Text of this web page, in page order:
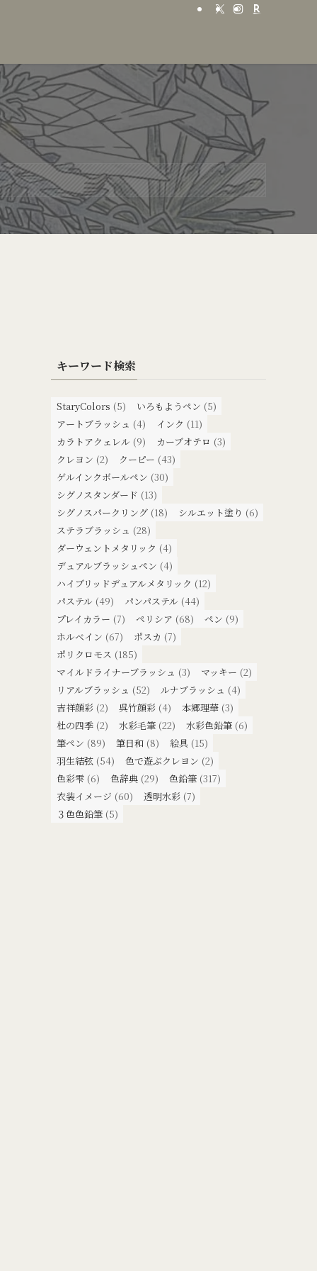
キーワード検索
StaryColors (5) いろもようペン (5)
アートブラッシュ (4) インク (11)
カラトアクェレル (9) カーブオテロ (3)
クレヨン (2) クーピー (43)
ゲルインクボールペン (30)
シグノスタンダード (13)
シグノスパークリング (18) シルエット塗り (6)
ステラブラッシュ (28)
ダーウェントメタリック (4)
デュアルブラッシュペン (4)
ハイブリッドデュアルメタリック (12)
パステル (49) パンパステル (44)
プレイカラー (7) ペリシア (68) ペン (9)
ホルベイン (67) ポスカ (7)
ポリクロモス (185)
マイルドライナーブラッシュ (3) マッキー (2)
リアルブラッシュ (52) ルナブラッシュ (4)
吉祥顔彩 (2) 呉竹顔彩 (4) 本郷理華 (3)
杜の四季 (2) 水彩毛筆 (22) 水彩色鉛筆 (6)
筆ペン (89) 筆日和 (8) 絵具 (15)
羽生結弦 (54) 色で遊ぶクレヨン (2)
色彩雫 (6) 色辞典 (29) 色鉛筆 (317)
衣装イメージ (60) 透明水彩 (7)
３色色鉛筆 (5)